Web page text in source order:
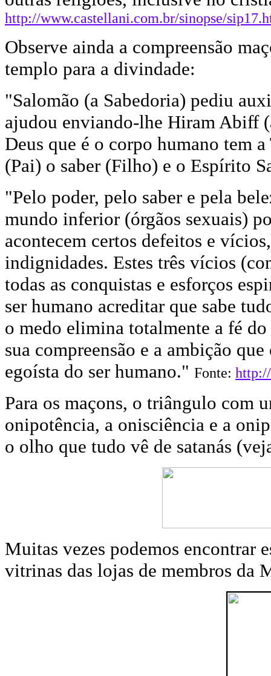
http://www.castellani.com.br/sinopse/
Observe ainda a compreensão
templo para a divindade:
"Salomão (a Sabedoria) pediu
ajudou enviando-lhe Hiram Abiff
Deus que é o corpo humano tem
(Pai) o saber (Filho) e o Espírito
"Pelo poder, pelo saber e pela
mundo inferior (órgãos sexuais)
acontecem certos defeitos e
indignidades. Estes três vícios
todas as conquistas e esforços
ser humano acreditar que sabe
o medo elimina totalmente a fé
sua compreensão e a ambição
egoísta do ser humano." Fonte:
Para os maçons, o triângulo com
onipotência, a onisciência e a
o olho que tudo vê de satanás
Muitas vezes podemos encontrar
vitrinas das lojas de membros da